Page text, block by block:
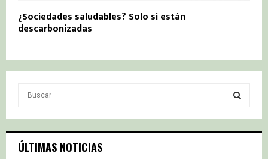
¿Sociedades saludables? Solo si están
descarbonizadas
c
h
S
ÚLTIMAS NOTICIAS